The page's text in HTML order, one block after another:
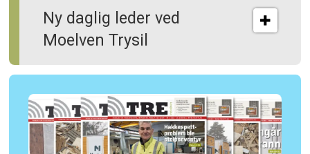
Ny daglig leder ved
Moelven Trysil